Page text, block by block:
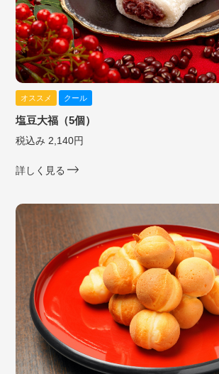
オススメ クール
塩豆大福（5個）
税込み 2,140円
詳しく見る